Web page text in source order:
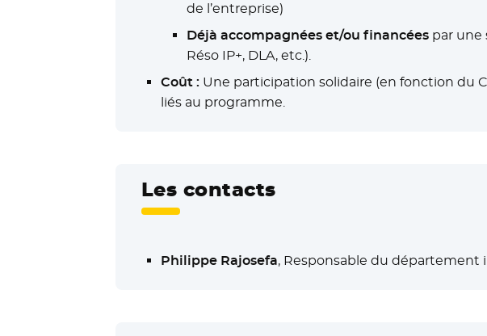
de l’entreprise)
Déjà accompagnées et/ou financéespar une
Réso IP+, DLA, etc.).
Coût :Une participation solidaire (en fonction du
liés au programme.
Les contacts
Philippe Rajosefa, Responsable du département